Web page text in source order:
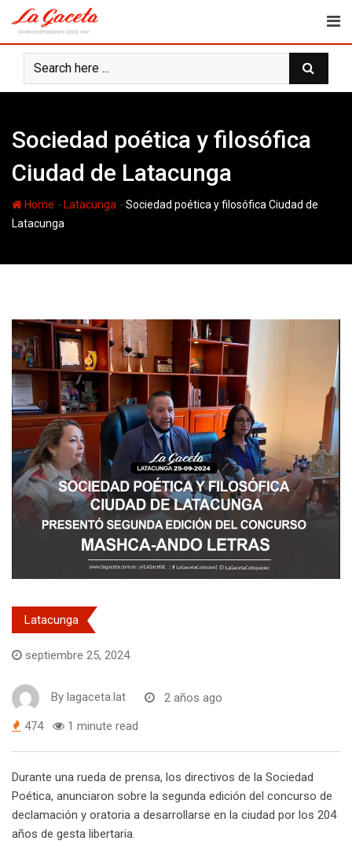
content
Sociedad poética y filosófica
Ciudad de Latacunga
Home - Latacunga -Sociedad poética y filosófica Ciudad de
Latacunga
Latacunga
septiembre 25, 2024
By lagaceta.lat 2 años ago
474 1 minute read
Durante una rueda de prensa, los directivos de la Sociedad
Poética, anunciaron sobre la segunda edición del concurso de
declamación y oratoria a desarrollarse en la ciudad por los 204
años de gesta libertaria.